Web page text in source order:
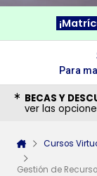
Para
BECAS Y
ver las
Cursos
Gestión de Recursos